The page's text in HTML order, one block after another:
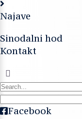
Najave
Sinodalni hod
Kontakt
Facebook